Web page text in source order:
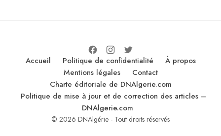
Accueil Politique de confidentialité
À propos
Mentions légales
Contact
Charte éditoriale de DNAlgerie.com
Politique de mise à jour et de correction des articles –
DNAlgerie.com
© 2026 DNAlgérie - Tout droits réservés